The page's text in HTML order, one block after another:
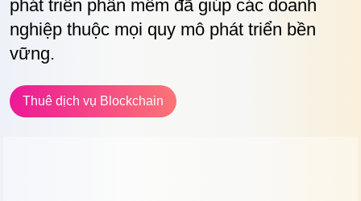
phát triển phần mềm đã giúp các doanh
nghiệp thuộc mọi quy mô phát triển bền
vững.
Thuê dịch vụ Blockchain